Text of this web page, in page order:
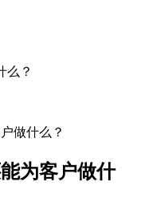
么？
做什么？
为客户做什